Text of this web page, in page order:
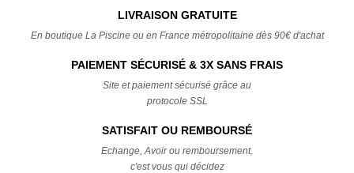
LIVRAISON GRATUITE
En boutique La Piscine ou en France métropolitaine dès 90€ d'achat
PAIEMENT SÉCURISÉ & 3X SANS FRAIS
Site et paiement sécurisé grâce au
protocole SSL
SATISFAIT OU REMBOURSÉ
Echange, Avoir ou remboursement,
c'est vous qui décidez